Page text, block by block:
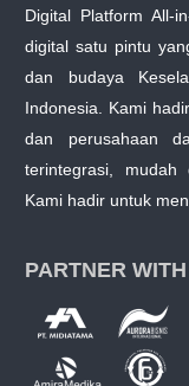
Digital Platform All-
digital satu pintu
dan budaya
Indonesia. Kami
dan perusahaan
terintegrasi, mudah
Kami hadir untuk
PARTNER